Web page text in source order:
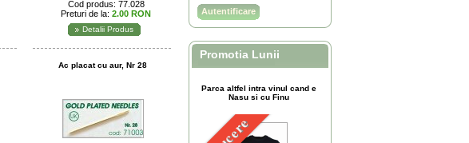
Cod produs: 77.028
Preturi de la: 2.00 RON
Detalii Produs
Ac placat cu aur, Nr 28
Promotia Lunii
Parca altfel intra vinul cand e
Nasu si cu Finu